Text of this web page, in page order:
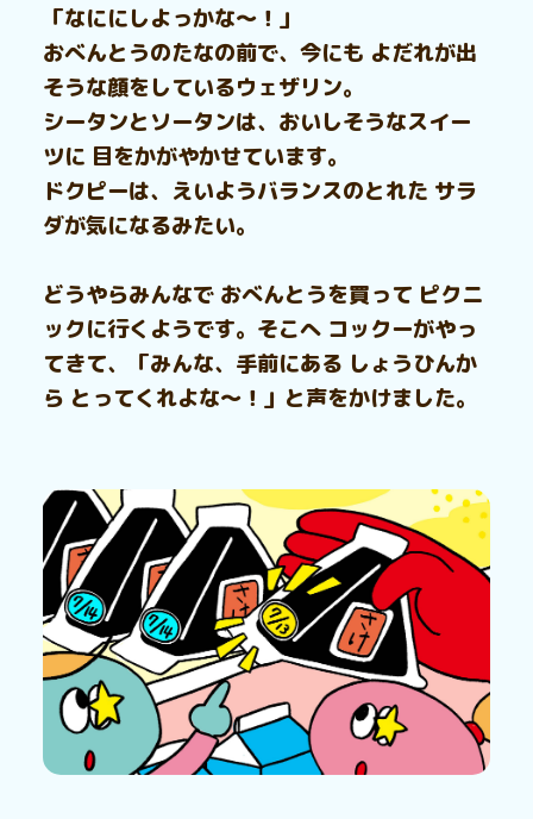
「なににしよっかな～！」
おべんとうのたなの前で、今にも よだれが出
そうな顔をしているウェザリン。
シータンとソータンは、おいしそうなスイー
ツに 目をかがやかせています。
ドクピーは、えいようバランスのとれた サラ
ダが気になるみたい。
どうやらみんなで おべんとうを買って ピクニ
ックに行くようです。そこへ コックーがやっ
てきて、「みんな、手前にある しょうひんか
ら とってくれよな～！」と声をかけました。